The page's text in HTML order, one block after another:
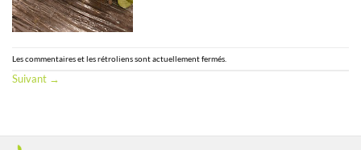
Les commentaires et les rétroliens sont actuellement fermés.
Suivant →